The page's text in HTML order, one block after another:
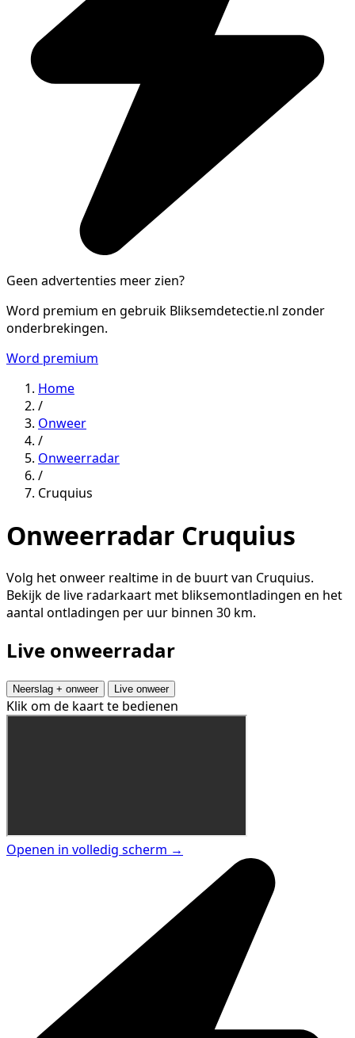
Geen advertenties meer zien?
Word premium en gebruik Bliksemdetectie.nl zonder
onderbrekingen.
Word premium
Home
/
Onweer
/
Onweerradar
/
Cruquius
Onweerradar Cruquius
Volg het onweer realtime in de buurt van Cruquius.
Bekijk de live radarkaart met bliksemontladingen en het
aantal ontladingen per uur binnen 30 km.
Live onweerradar
Neerslag + onweer Live onweer
Klik om de kaart te bedienen
Openen in volledig scherm →